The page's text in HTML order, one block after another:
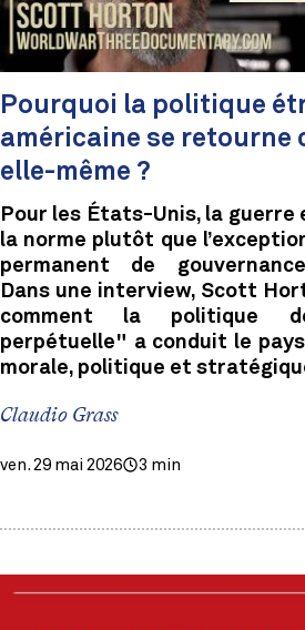
Pourquoi la politique
américaine se retourne
elle-même ?
Pour les États-Unis, la guerre
la norme plutôt que
permanent de
Dans une interview, Scott
comment la politique
perpétuelle" a conduit le
morale, politique et
Claudio Grass
ven. 29 mai 2026 3 min